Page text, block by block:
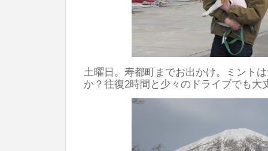
土曜日。寿都町までお出かけ。ミント
か？往復2時間と少々のドライブでも大